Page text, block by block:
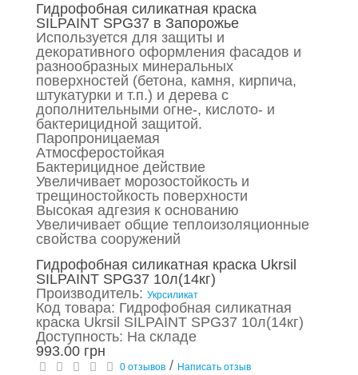
Гидрофобная силикатная краска
SILPAINT SPG37 в Запорожье
Используется для защиты и
декоративного оформления фасадов и
разнообразных минеральных
поверхностей (бетона, камня, кирпича,
штукатурки и т.п.) и дерева с
дополнительными огне-, кислото- и
бактерицидной защитой.
Паропроницаемая
Атмосферостойкая
Бактерицидное действие
Увеличивает морозостойкость и
трещиностойкость поверхности
Высокая адгезия к основанию
Увеличивает общие теплоизоляционные
свойства сооружений
Гидрофобная силикатная краска Ukrsil
SILPAINT SPG37 10л(14кг)
Производитель: Укрсиликат
Код товара: Гидрофобная силикатная
краска Ukrsil SILPAINT SPG37 10л(14кг)
Доступность: На складе
993.00 грн
0 отзывов / Написать отзыв